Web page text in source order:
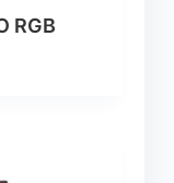
RGB